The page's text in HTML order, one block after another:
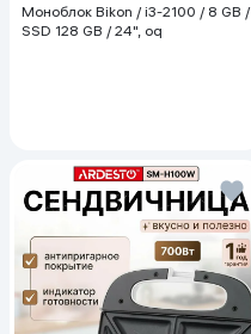
Моноблок Bikon / i3-2100 / 8 GB /
SSD 128 GB / 24", oq